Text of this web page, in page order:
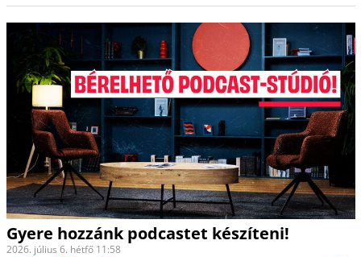
Gyere hozzánk podcastet készíteni!
2026. július 6. hétfő 11:58